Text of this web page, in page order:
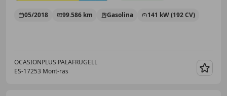
05/2018 99.586 km Gasolina 141 kW (192 CV)
OCASIONPLUS PALAFRUGELL
ES-17253 Mont-ras